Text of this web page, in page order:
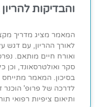
והבדיקות
המאמר מציג מדריך
לאורך ההריון, עם דגש
ואורח חיים מותאם.
סקר ואולטרסאונד, וכן
בסיכון. המאמר מתייחס
לדרכה של פרופ' הוכנר
ותיאום ציפיות רפואי